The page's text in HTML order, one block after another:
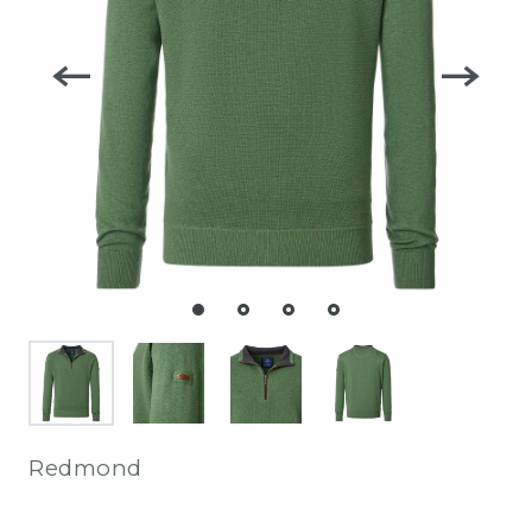
Redmond